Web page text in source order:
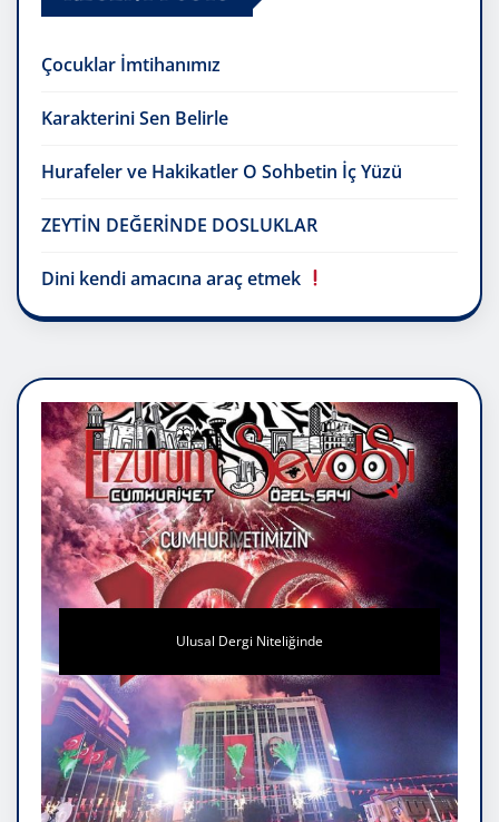
Çocuklar İmtihanımız
Karakterini Sen Belirle
Hurafeler ve Hakikatler O Sohbetin İç Yüzü
ZEYTİN DEĞERİNDE DOSLUKLAR
Dini kendi amacına araç etmek
Ulusal Dergi Niteliğinde